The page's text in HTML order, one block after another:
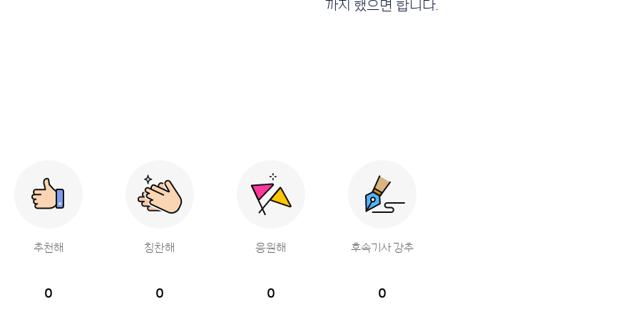
까지 했으면 합니다.
추천해
0
칭찬해
0
응원해
0
후속기사 강추
0